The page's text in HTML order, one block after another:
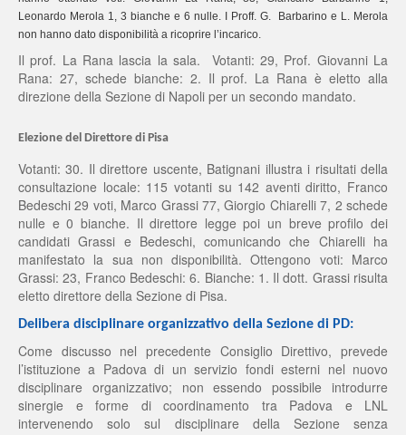
Leonardo Merola 1, 3 bianche e 6 nulle. I Proff. G. Barbarino e L. Merola
non hanno dato disponibilità a ricoprire l’incarico.
Il prof. La Rana lascia la sala.
Votanti: 29, Prof. Giovanni La
Rana: 27, schede bianche: 2. Il prof. La Rana è eletto alla
direzione della Sezione di Napoli per un secondo mandato.
Elezione del Direttore di Pisa
Votanti: 30. Il direttore uscente, Batignani illustra i risultati della
consultazione locale: 115 votanti su 142 aventi diritto, Franco
Bedeschi 29 voti, Marco Grassi 77, Giorgio Chiarelli 7, 2 schede
nulle e 0 bianche. Il direttore legge poi un breve profilo dei
candidati Grassi e Bedeschi, comunicando che Chiarelli ha
manifestato la sua non disponibilità. Ottengono voti: Marco
Grassi: 23, Franco Bedeschi: 6. Bianche: 1. Il dott. Grassi risulta
eletto direttore della Sezione di Pisa.
Delibera disciplinare organizzativo della Sezione di PD:
Come discusso nel precedente Consiglio Direttivo, prevede
l’istituzione a Padova di un servizio fondi esterni nel nuovo
disciplinare organizzativo; non essendo possibile introdurre
sinergie e forme di coordinamento tra Padova e LNL
intervenendo solo sul disciplinare della Sezione senza